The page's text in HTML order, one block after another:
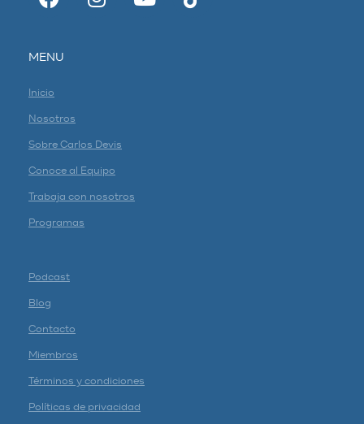
MENU
Inicio
Nosotros
Sobre Carlos Devis
Conoce al Equipo
Trabaja con nosotros
Programas
Podcast
Blog
Contacto
Miembros
Términos y condiciones
Políticas de privacidad